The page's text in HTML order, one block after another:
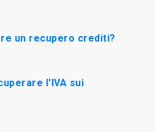
un recupero crediti?
l'IVA sui